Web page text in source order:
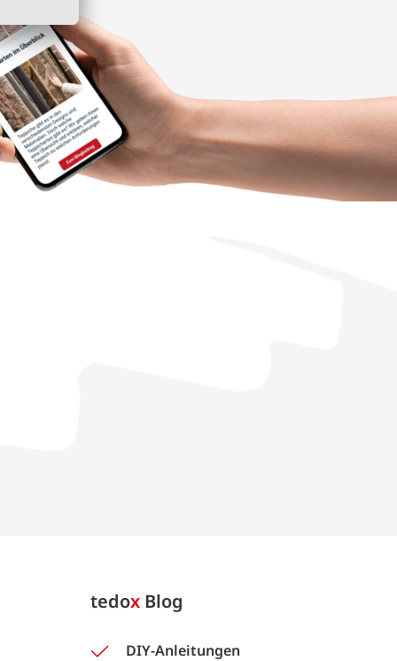
tedox Blog
DIY-Anleitungen